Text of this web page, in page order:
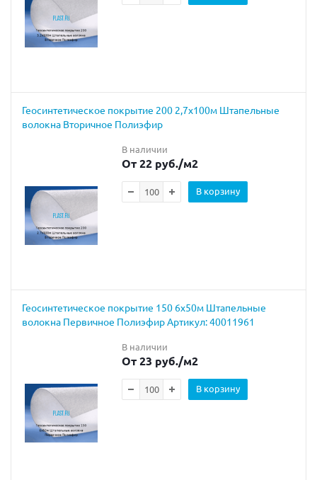
Геосинтетическое покрытие 200 2,7х100м Штапельные
волокна Вторичное Полиэфир
В наличии
От 22 руб./м2
В корзину
Геосинтетическое покрытие 150 6х50м Штапельные
волокна Первичное Полиэфир Артикул: 40011961
В наличии
От 23 руб./м2
В корзину